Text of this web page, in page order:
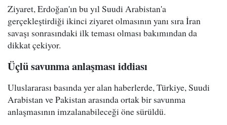
Ziyaret, Erdoğan'ın bu yıl Suudi Arabistan'a
gerçekleştirdiği ikinci ziyaret olmasının yanı sıra İran
savaşı sonrasındaki ilk teması olması bakımından da
dikkat çekiyor.
Üçlü savunma anlaşması iddiası
Uluslararası basında yer alan haberlerde, Türkiye, Suudi
Arabistan ve Pakistan arasında ortak bir savunma
anlaşmasının imzalanabileceği öne sürüldü.